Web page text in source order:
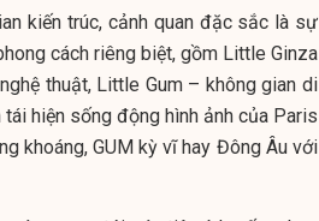
kiến trúc, cảnh quan đặc sắc là sự
cách riêng biệt, gồm Little Ginza
thuật, Little Gum – không gian di
hiện sống động hình ảnh của Paris
khoáng, GUM kỳ vĩ hay Đông Âu với